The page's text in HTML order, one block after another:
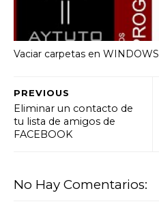
Vaciar carpetas en WINDOWS
PREVIOUS
Eliminar un contacto de
tu lista de amigos de
FACEBOOK
No Hay Comentarios: